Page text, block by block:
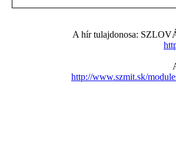
A hír tulajdonosa:
http://www.szmit.sk/